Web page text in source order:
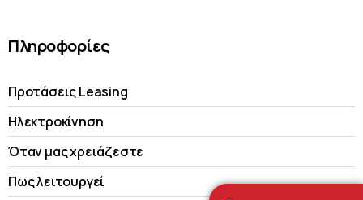
Πληροφορίες
Προτάσεις Leasing
Ηλεκτροκίνηση
Όταν μας χρειάζεστε
Πως λειτουργεί